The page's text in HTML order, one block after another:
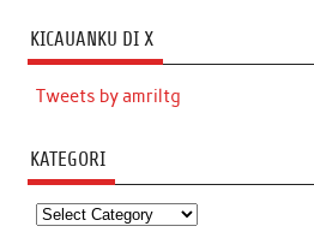
KICAUANKU DI X
Tweets by amriltg
KATEGORI
Kategori